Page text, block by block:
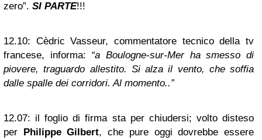
zero”. SI PARTE!!!
12.10: Cèdric Vasseur, commentatore tecnico della tv
francese, informa: “a Boulogne-sur-Mer ha smesso di
piovere, traguardo allestito. Si alza il vento, che soffia
dalle spalle dei corridori. Al momento..”
12.07: il foglio di firma sta per chiudersi; volto disteso
per Philippe Gilbert, che pure oggi dovrebbe essere